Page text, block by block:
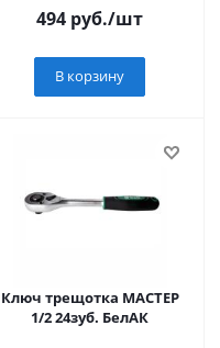
494 руб./шт
В корзину
Ключ трещотка МАСТЕР
1/2 24зуб. БелАК